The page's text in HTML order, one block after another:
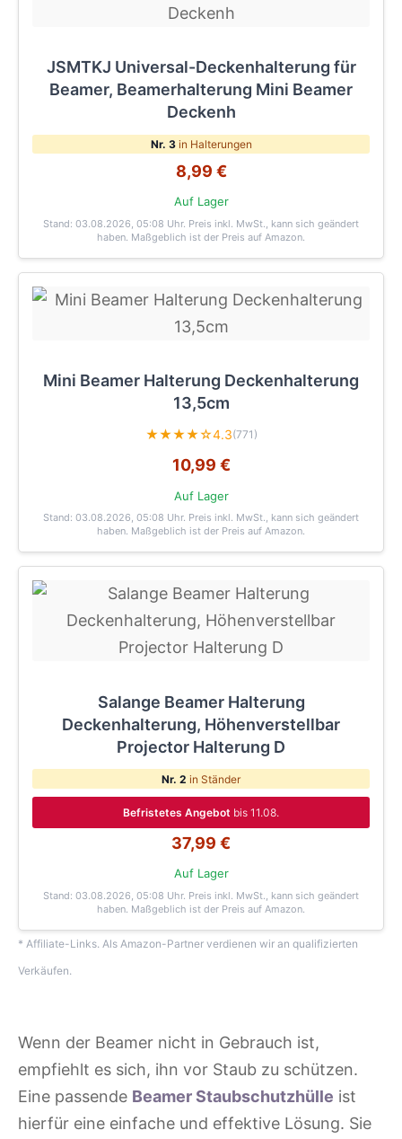
JSMTKJ Universal-Deckenhalterung für
Beamer, Beamerhalterung Mini Beamer
Deckenh
Nr. 3in Halterungen
8,99 €
Auf Lager
Stand: 03.08.2026, 05:08 Uhr. Preis inkl. MwSt., kann sich geändert
haben. Maßgeblich ist der Preis auf Amazon.
Mini Beamer Halterung Deckenhalterung
13,5cm
★★★★☆4.3(771)
10,99 €
Auf Lager
Stand: 03.08.2026, 05:08 Uhr. Preis inkl. MwSt., kann sich geändert
haben. Maßgeblich ist der Preis auf Amazon.
Salange Beamer Halterung
Deckenhalterung, Höhenverstellbar
Projector Halterung D
Nr. 2 in Ständer
Befristetes Angebot bis 11.08.
37,99 €
Auf Lager
Stand: 03.08.2026, 05:08 Uhr. Preis inkl. MwSt., kann sich geändert
haben. Maßgeblich ist der Preis auf Amazon.
* Affiliate-Links. Als Amazon-Partner verdienen wir an qualifizierten
Verkäufen.
Wenn der Beamer nicht in Gebrauch ist,
empfiehlt es sich, ihn vor Staub zu schützen.
Eine passende Beamer Staubschutzhülle ist
hierfür eine einfache und effektive Lösung. Sie